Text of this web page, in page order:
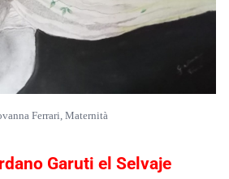
Ferrari, Maternità
Garuti el Selvaje